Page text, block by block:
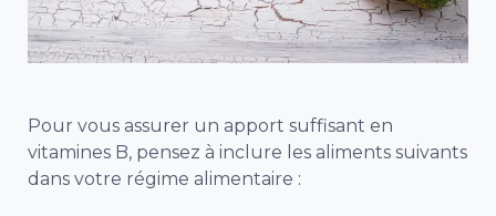
Pour vous assurer un apport suffisant en
vitamines B, pensez à inclure les aliments suivants
dans votre régime alimentaire :